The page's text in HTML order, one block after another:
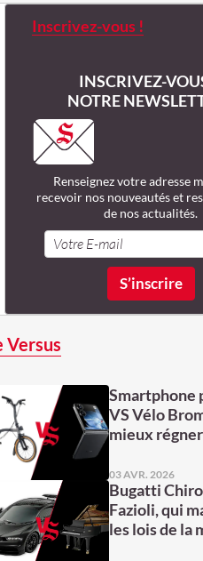
Inscrivez-vous !
INSCRIVEZ-
NOTRE
Renseignez votre adresse
recevoir nos nouveautés et
de nos actualités.
Versus
Smartphone
VS Vélo
mieux
03 AVR. 2026
Bugatti
Fazioli, qui
les lois de la